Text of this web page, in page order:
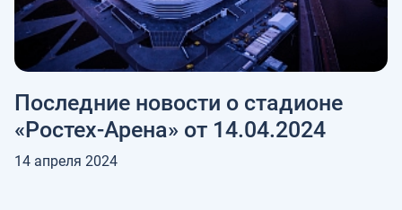
Последние новости о стадионе
«Ростех-Арена» от 14.04.2024
14 апреля 2024